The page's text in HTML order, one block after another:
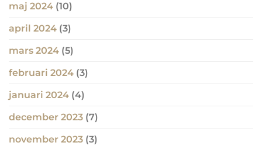
maj 2024 (10)
april 2024 (3)
mars 2024 (5)
februari 2024 (3)
januari 2024 (4)
december 2023 (7)
november 2023 (3)